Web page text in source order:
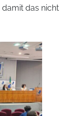
das nicht